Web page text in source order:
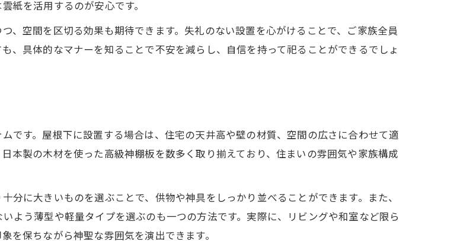
紙を活用するのが安心です。
、空間を区切る効果も期待できます。失礼のない設置を心がけることで、ご家族全員
、具体的なマナーを知ることで不安を減らし、自信を持って祀ることができるでしょ
です。屋根下に設置する場合は、住宅の天井高や壁の材質、空間の広さに合わせて適
本製の木材を使った高級神棚板を数多く取り揃えており、住まいの雰囲気や家族構成
分に大きいものを選ぶことで、供物や神具をしっかり並べることができます。また、
よう薄型や軽量タイプを選ぶのも一つの方法です。実際に、リビングや和室など限ら
を保ちながら神聖な雰囲気を演出できます。